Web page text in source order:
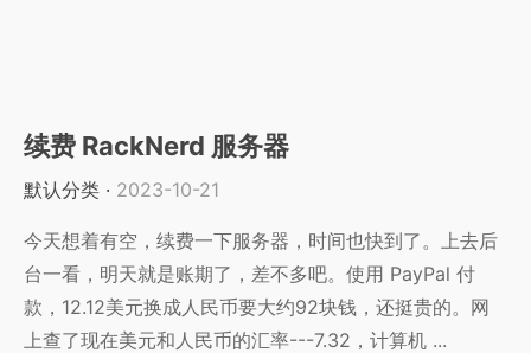
续费 RackNerd 服务器
默认分类 · 2023-10-21
今天想着有空，续费一下服务器，时间也快到了。上去后
台一看，明天就是账期了，差不多吧。使用 PayPal 付
款，12.12美元换成人民币要大约92块钱，还挺贵的。网
上查了现在美元和人民币的汇率---7.32，计算机 ...